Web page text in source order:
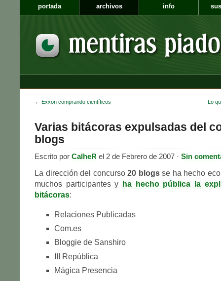
portada archivos info
← Exxon comprando científicos Lo
Varias bitácoras expulsadas del
blogs
Escrito por CalheR el 2 de Febrero de 2007 · Sin
La dirección del concurso20 blogsse ha hecho
muchos participantes y
ha hecho pública la
bitácoras:
Relaciones Publicadas
Com.es
Bloggie de Sanshiro
III República
Mágica Presencia